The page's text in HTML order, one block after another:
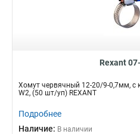
Rexant
Хомут червячный 12-20/9-0,7мм,
W2, (50 шт/уп) REXANT
Подробнее
Наличие: В наличии